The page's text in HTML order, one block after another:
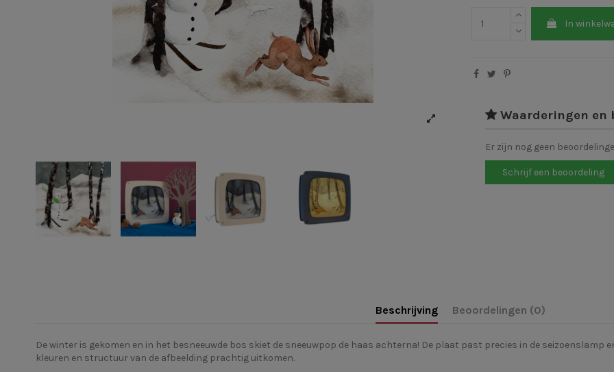
In
Waarderingen en
Er zijn nog geen
Schrijf een beoordeling
Beschrijving Beoordelingen (0)
De winter is gekomen en in het besneeuwde bos skiet de sneeuwpop de haas achterna! De plaat past precies in de seizoenslamp
kleuren en structuur van de afbeelding prachtig uitkomen.